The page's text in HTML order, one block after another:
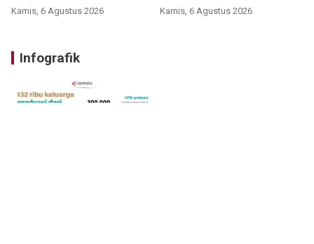
Kamis, 6 Agustus 2026
Bromo
Kamis, 6 Agustus 2026
Infografik